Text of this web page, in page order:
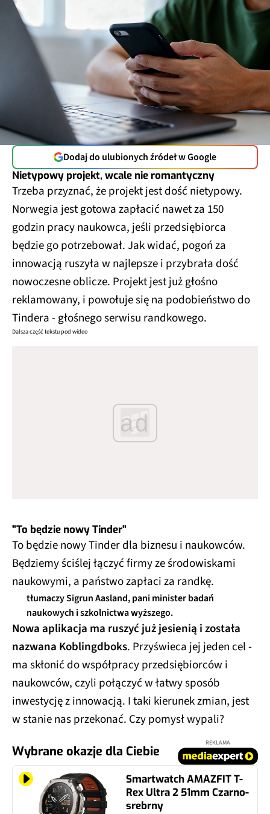
Dodaj do ulubionych źródeł w Google
Nietypowy projekt, wcale nie romantyczny
Trzeba przyznać, że projekt jest dość nietypowy.
Norwegia jest gotowa zapłacić nawet za 150
godzin pracy naukowca, jeśli przedsiębiorca
będzie go potrzebował. Jak widać, pogoń za
innowacją ruszyła w najlepsze i przybrała dość
nowoczesne oblicze. Projekt jest już głośno
reklamowany, i powołuje się na podobieństwo do
Tindera - głośnego serwisu randkowego.
Dalsza część tekstu pod wideo
ad
"To będzie nowy Tinder"
To będzie nowy Tinder dla biznesu i naukowców.
Będziemy ściślej łączyć firmy ze środowiskami
naukowymi, a państwo zapłaci za randkę.
tłumaczy Sigrun Aasland, pani minister badań
naukowych i szkolnictwa wyższego.
Nowa aplikacja ma ruszyć już jesienią i została
nazwana Koblingdboks. Przyświeca jej jeden cel -
ma skłonić do współpracy przedsiębiorców i
naukowców, czyli połączyć w łatwy sposób
inwestycję z innowacją. I taki kierunek zmian, jest
w stanie nas przekonać. Czy pomysł wypali?
Wybrane okazje dla Ciebie
REKLAMA
Smartwatch AMAZFIT T-
Rex Ultra 2 51mm Czarno-
srebrny